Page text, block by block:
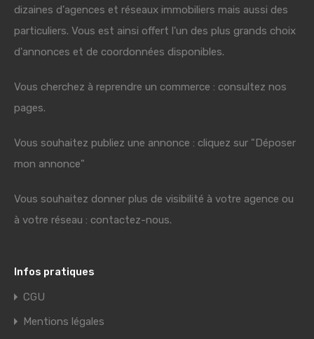
dizaines d'agences et réseaux immobiliers mais aussi des
particuliers. Vous est ainsi offert l'un des plus grands choix
d'annonces et de coordonnées disponibles.
Vous cherchez à reprendre un commerce : consultez nos
pages.
Vous souhaitez publiez une annonce : cliquez sur "Déposer
mon annonce"
Vous souhaitez donner plus de visibilité à votre agence ou
à votre réseau : contactez-nous.
Infos pratiques
CGU
Mentions légales